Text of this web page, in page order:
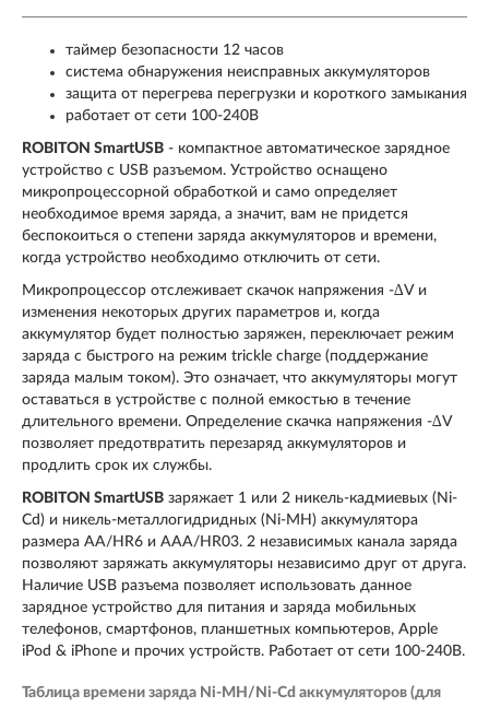
таймер безопасности 12 часов
система обнаружения неисправных аккумуляторов
защита от перегрева перегрузки и короткого замыкания
работает от сети 100-240В
ROBITON SmartUSB - компактное автоматическое зарядное
устройство с USB разъемом. Устройство оснащено
микропроцессорной обработкой и само определяет
необходимое время заряда, а значит, вам не придется
беспокоиться о степени заряда аккумуляторов и времени,
когда устройство необходимо отключить от сети.
Микропроцессор отслеживает скачок напряжения -∆V и
изменения некоторых других параметров и, когда
аккумулятор будет полностью заряжен, переключает режим
заряда с быстрого на режим trickle charge (поддержание
заряда малым током). Это означает, что аккумуляторы могут
оставаться в устройстве с полной емкостью в течение
длительного времени. Определение скачка напряжения -∆V
позволяет предотвратить перезаряд аккумуляторов и
продлить срок их службы.
ROBITON SmartUSB заряжает 1 или 2 никель-кадмиевых (Ni-
Cd) и никель-металлогидридных (Ni-MH) аккумулятора
размера AA/HR6 и AAA/HR03. 2 независимых канала заряда
позволяют заряжать аккумуляторы независимо друг от друга.
Наличие USB разъема позволяет использовать данное
зарядное устройство для питания и заряда мобильных
телефонов, смартфонов, планшетных компьютеров, Apple
iPod & iPhone и прочих устройств. Работает от сети 100-240В.
Таблица времени заряда Ni-MH/Ni-Cd аккумуляторов (для